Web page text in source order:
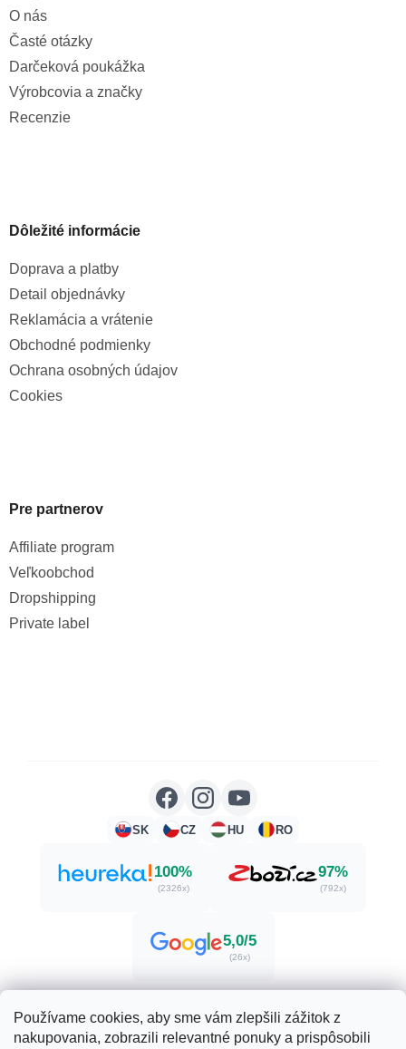
Používame cookies, aby sme vám zlepšili zážitok z
nakupovania, zobrazili relevantné ponuky a prispôsobili
O nás
Časté otázky
Darčeková poukážka
Výrobcovia a značky
Recenzie
Dôležité informácie
Doprava a platby
Detail objednávky
Reklamácia a vrátenie
Obchodné podmienky
Ochrana osobných údajov
Cookies
Pre partnerov
Affiliate program
Veľkoobchod
Dropshipping
Private label
SK CZ HU RO
100%
(2326x)
97%
(792x)
5,0/5
(26x)
Vytvoril Shoptet